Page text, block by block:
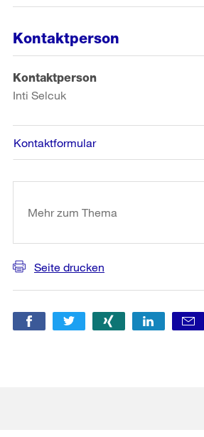
Kontaktperson
Kontaktperson
Inti Selcuk
Kontaktformular
Informationen
Mehr zum Thema
Seite drucken